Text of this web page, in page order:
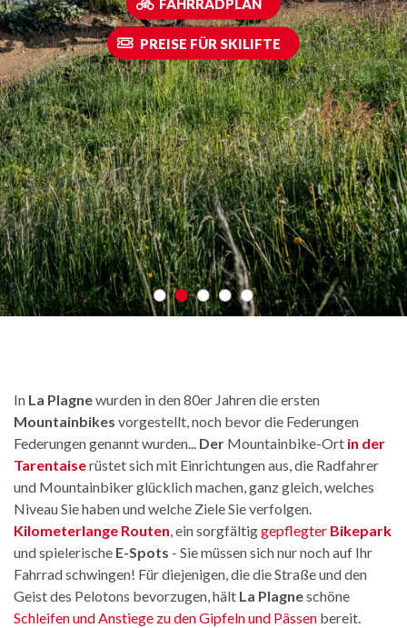
FAHRRADPLAN
PREISE FÜR SKILIFTE
In La Plagnewurden in den 80er Jahren die ersten
Mountainbikes vorgestellt, noch bevor die Federungen
Federungen genannt wurden... Der Mountainbike-Ort in der
Tarentaiserüstet sich mit Einrichtungen aus, die Radfahrer
und Mountainbiker glücklich machen, ganz gleich, welches
Niveau Sie haben und welche Ziele Sie verfolgen.
Kilometerlange Routen, ein sorgfältiggepflegter Bikepark
und spielerische E-Spots - Sie müssen sich nur noch auf Ihr
Fahrrad schwingen! Für diejenigen, die die Straße und den
Geist des Pelotons bevorzugen, hält La Plagneschöne
Schleifen und Anstiege zu den Gipfeln und Pässen bereit.